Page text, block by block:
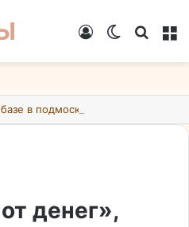
Switch
Войти
денег»,